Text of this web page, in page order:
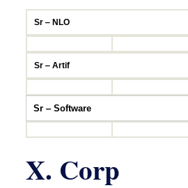
Sr ‒ NLO
Sr ‒ Artif
Sr ‒ Software
X. Corp